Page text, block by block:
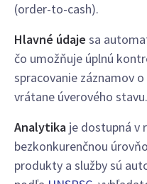
(order-to-cash).
Hlavné údaje sa
čo umožňuje úplnú
spracovanie záznamov
vrátane úverového stavu.
Analytika je dostupná v
bezkonkurenčnou
produkty a služby sú